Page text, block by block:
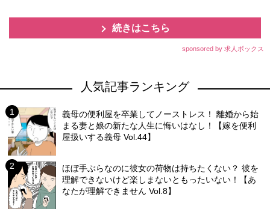
続きはこちら
sponsored by 求人ボックス
人気記事ランキング
義母の便利屋を卒業してノーストレス！ 離婚から始
まる妻と娘の新たな人生に悔いはなし！【嫁を便利
屋扱いする義母 Vol.44】
ほぼ手ぶらなのに彼女の荷物は持ちたくない？ 彼を
理解できないけど楽しまないともったいない！【あ
なたが理解できません Vol.8】